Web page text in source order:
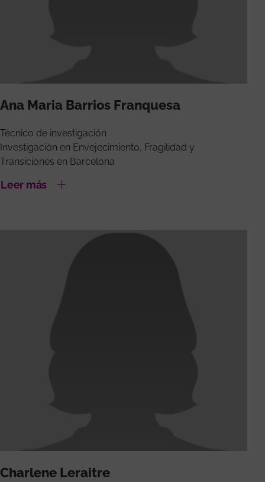
Ana Maria Barrios Franquesa
Técnico de investigación
Investigación en Envejecimiento, Fragilidad y
Transiciones en Barcelona
Leer más
Charlene Leraitre